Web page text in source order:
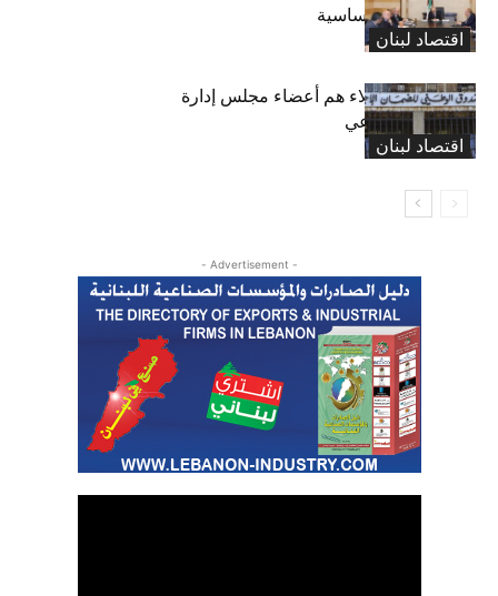
اقتصاد لبنان
واستثناء لمواد أساسية
اقتصاد لبنان
بعد 19 عاماً: هؤلاء هم أعضاء مجلس إدارة
الضمان الاجتماعي
- Advertisement -